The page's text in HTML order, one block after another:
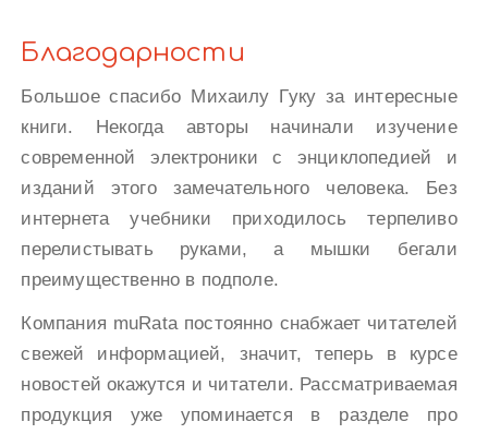
Благодарности
Большое спасибо Михаилу Гуку за интересные
книги. Некогда авторы начинали изучение
современной электроники с энциклопедией и
изданий этого замечательного человека. Без
интернета учебники приходилось терпеливо
перелистывать руками, а мышки бегали
преимущественно в подполе.
Компания muRata постоянно снабжает читателей
свежей информацией, значит, теперь в курсе
новостей окажутся и читатели. Рассматриваемая
продукция уже упоминается в разделе про